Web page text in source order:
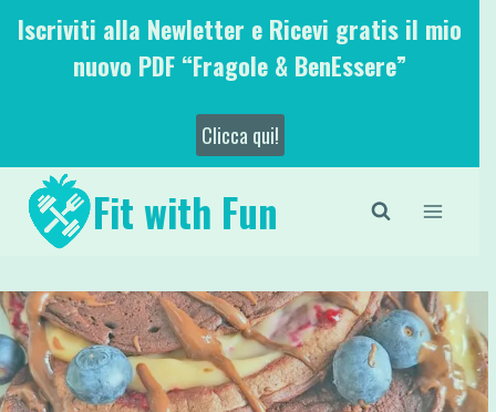
SaltaIscriviti alla Newletter e Ricevi gratis il mio
nuovo PDF “Fragole & BenEssere”
Clicca qui!
Fit with Fun